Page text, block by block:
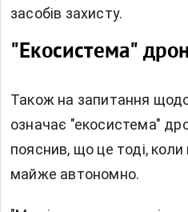
засобів захисту.
"Екосистема"
Також на запитання
означає "екосистема"
пояснив, що це тоді,
майже автономно.